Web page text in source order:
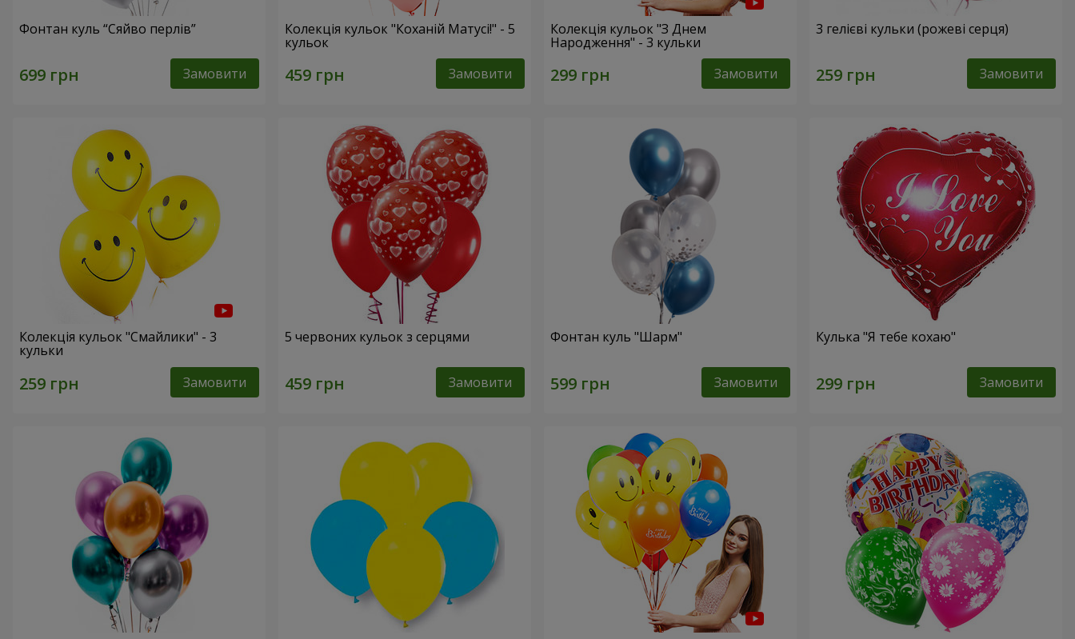
Фонтан куль “Сяйво перлів”
Замовити
Колекція кульок "Коханій Матусі!" - 5
кульок
Замовити
Колекція кульок "З Днем
Народження" - 3 кульки
Замовити
3 гелієві кульки (рожеві серця)
Замовити
Колекція кульок "Смайлики" - 3
кульки
Замовити
5 червоних кульок з серцями
Замовити
Фонтан куль "Шарм"
Замовити
Кулька "Я тебе кохаю"
Замовити